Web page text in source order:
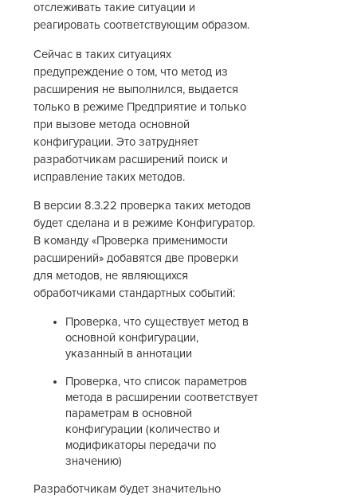
отслеживать такие ситуации и
реагировать соответствующим образом.
Сейчас в таких ситуациях
предупреждение о том, что метод из
расширения не выполнился, выдается
только в режиме Предприятие и только
при вызове метода основной
конфигурации. Это затрудняет
разработчикам расширений поиск и
исправление таких методов.
В версии 8.3.22 проверка таких методов
будет сделана и в режиме Конфигуратор.
В команду «Проверка применимости
расширений» добавятся две проверки
для методов, не являющихся
обработчиками стандартных событий:
Проверка, что существует метод в
основной конфигурации,
указанный в аннотации
Проверка, что список параметров
метода в расширении соответствует
параметрам в основной
конфигурации (количество и
модификаторы передачи по
значению)
Разработчикам будет значительно